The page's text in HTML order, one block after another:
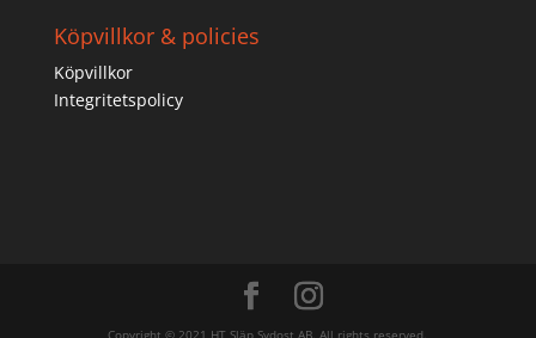
Köpvillkor & policies
Köpvillkor
Integritetspolicy
Copyright © 2021 HT Släp Sydost AB. All rights reserved.